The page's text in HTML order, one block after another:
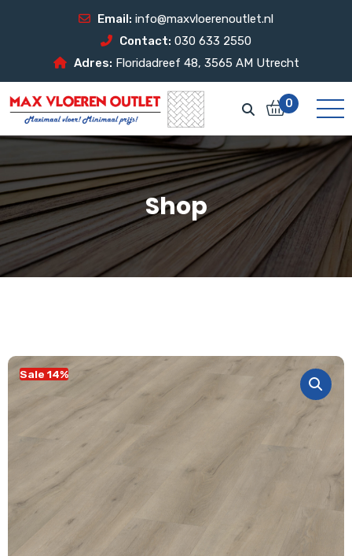
Email: info@maxvloerenoutlet.nl
Contact: 030 633 2550
Adres: Floridadreef 48, 3565 AM Utrecht
0
Shop
Sale 14%